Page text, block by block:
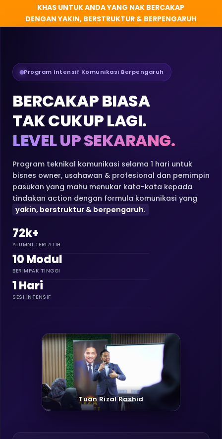
KHAS UNTUK ANDA YANG NAK BERCAKAP
DENGAN YAKIN, BERSTRUKTUR & BERPENGARUH
Program Intensif Komunikasi Berpengaruh
BERCAKAP BIASA
TAK CUKUP LAGI.
LEVEL UP SEKARANG.
Program teknikal komunikasi selama 1 hari untuk
bisnes owner, usahawan & profesional dan pemimpin
pasukan yang mahu menukar kata-kata kepada
tindakan action dengan formula komunikasi yang
yakin, berstruktur & berpengaruh.
72k+
ALUMNI TERLATIH
10 Modul
BERIMPAK TINGGI
1 Hari
SESI INTENSIF
Tuan Rizal Rashid